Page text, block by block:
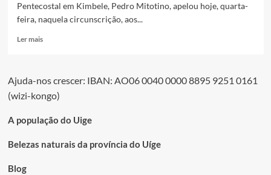
Pentecostal em Kimbele, Pedro Mitotino, apelou hoje, quarta-
feira, naquela circunscrição, aos...
Ler maisLeia
apela
união
munícipes
Kimbele
Ajuda-nos crescer: IBAN: AO06 0040 0000 8895 9251 0161
(wizi-kongo)
A população do Uige
Belezas naturais da província do Uíge
Blog